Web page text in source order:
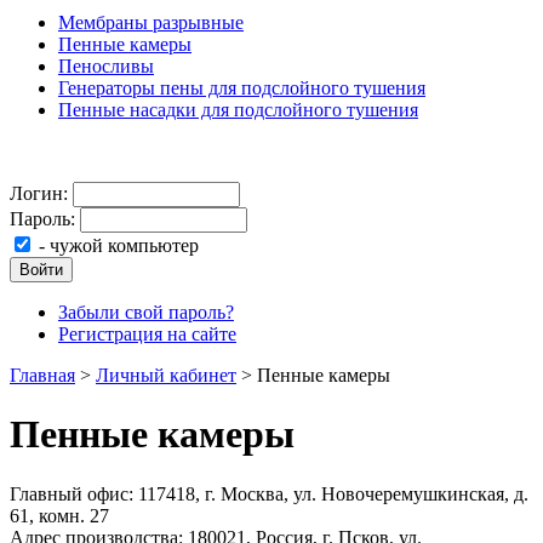
Мембраны разрывные
Пенные камеры
Пеносливы
Генераторы пены для подслойного тушения
Пенные насадки для подслойного тушения
Логин:
Пароль:
- чужой компьютер
Войти
Забыли свой пароль?
Регистрация на сайте
Главная > Личный кабинет > Пенные камеры
Пенные камеры
Главный офис: 117418, г. Москва, ул. Новочеремушкинская, д.
61, комн. 27
Адрес производства: 180021, Россия, г. Псков, ул.